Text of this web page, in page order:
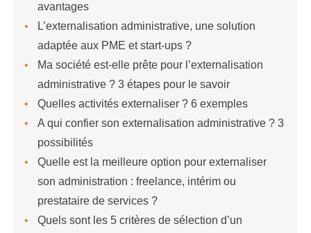
avantages
L’externalisation administrative, une solution
adaptée aux PME et start-ups ?
Ma société est-elle prête pour l’externalisation
administrative ? 3 étapes pour le savoir
Quelles activités externaliser ? 6 exemples
A qui confier son externalisation administrative ? 3
possibilités
Quelle est la meilleure option pour externaliser
son administration : freelance, intérim ou
prestataire de services ?
Quels sont les 5 critères de sélection d’un